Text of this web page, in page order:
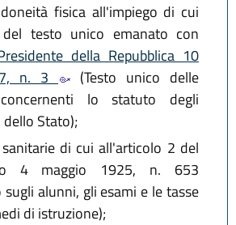
fisica all'impiego di cui
testo unico emanato con
della Repubblica 10
n. 3
(Testo unico delle
lo statuto degli
Stato);
di cui all'articolo 2 del
4 maggio 1925, n. 653
sugli alunni, gli esami e le tasse
di istruzione);